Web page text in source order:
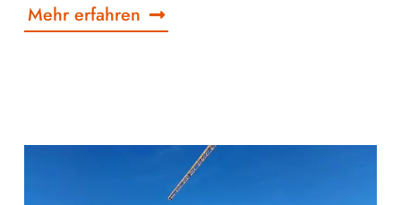
Mehr erfahren